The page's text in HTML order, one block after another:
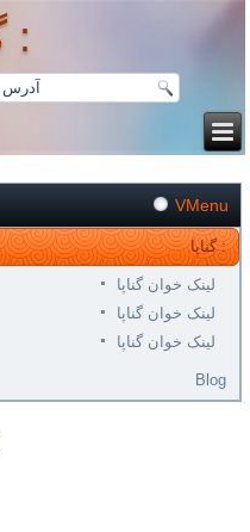
گناپا :
VMenu
گناپا :
لینک خوان گناپا
لینک خوان گناپا
لینک خوان گناپا
Blog